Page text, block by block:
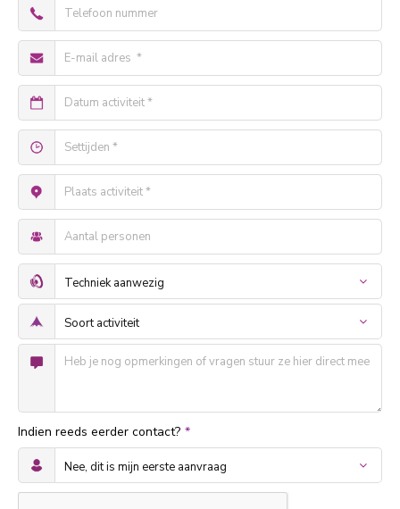
Indien reeds eerder contact? *